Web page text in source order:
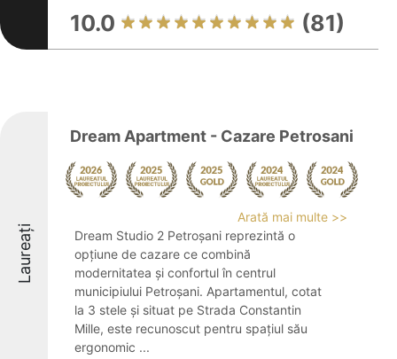
10.0 (81)
Laureați
Dream Apartment - Cazare Petrosani
Arată mai multe >>
Dream Studio 2 Petroșani reprezintă o
opțiune de cazare ce combină
modernitatea și confortul în centrul
municipiului Petroșani. Apartamentul, cotat
la 3 stele și situat pe Strada Constantin
Mille, este recunoscut pentru spațiul său
ergonomic ...